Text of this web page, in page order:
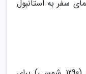
سفر به استانبول